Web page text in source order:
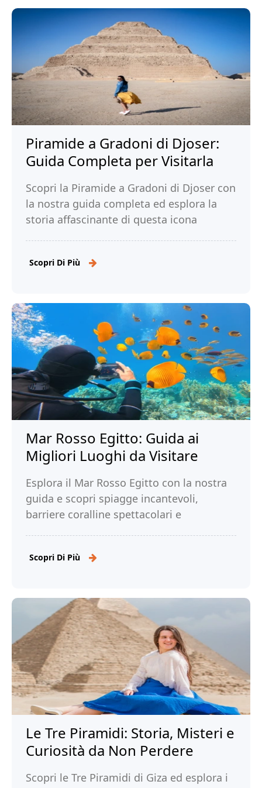
Piramide a Gradoni di Djoser:
Guida Completa per Visitarla
Scopri la Piramide a Gradoni di Djoser con
la nostra guida completa ed esplora la
storia affascinante di questa icona
Scopri Di Più
Mar Rosso Egitto: Guida ai
Migliori Luoghi da Visitare
Esplora il Mar Rosso Egitto con la nostra
guida e scopri spiagge incantevoli,
barriere coralline spettacolari e
Scopri Di Più
Le Tre Piramidi: Storia, Misteri e
Curiosità da Non Perdere
Scopri le Tre Piramidi di Giza ed esplora i